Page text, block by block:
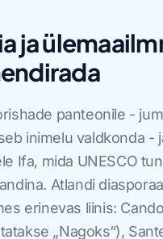
ja
panteonile -
inimelu valdkonda -
Ifa, mida UNESCO
Atlandi
erinevas liinis:
„Nagoks“),